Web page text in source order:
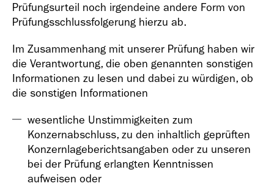
Prüfungsurteil noch irgendeine andere Form von
Prüfungsschlussfolgerung hierzu ab.
Im Zusammenhang mit unserer Prüfung haben wir
die Verantwortung, die oben genannten sonstigen
Informationen zu lesen und dabei zu würdigen, ob
die sonstigen Informationen
wesentliche Unstimmigkeiten zum
Konzernabschluss, zu den inhaltlich geprüften
Konzernlageberichtsangaben oder zu unseren
bei der Prüfung erlangten Kenntnissen
aufweisen oder